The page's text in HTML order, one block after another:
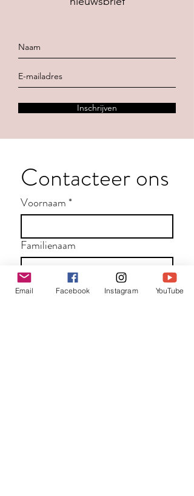
Inschrijven
Contacteer ons
Voornaam*
Familienaam
E-mail *
Email Facebook Instagram YouTube